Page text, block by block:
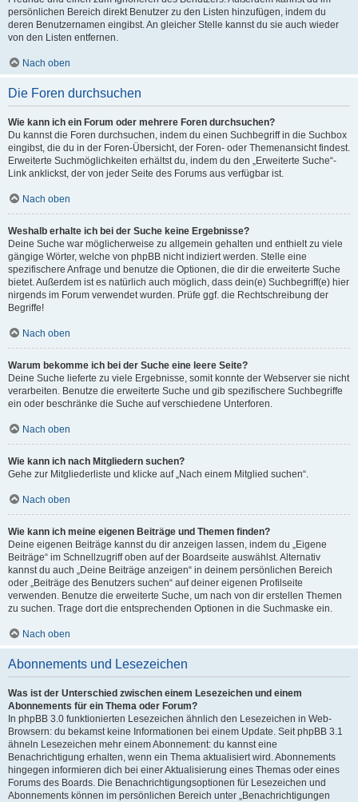
persönlichen Bereich direkt Benutzer zu den Listen hinzufügen, indem du
deren Benutzernamen eingibst. An gleicher Stelle kannst du sie auch wieder
von den Listen entfernen.
Nach oben
Die Foren durchsuchen
Wie kann ich ein Forum oder mehrere Foren durchsuchen?
Du kannst die Foren durchsuchen, indem du einen Suchbegriff in die Suchbox
eingibst, die du in der Foren-Übersicht, der Foren- oder Themenansicht findest.
Erweiterte Suchmöglichkeiten erhältst du, indem du den „Erweiterte Suche“-
Link anklickst, der von jeder Seite des Forums aus verfügbar ist.
Nach oben
Weshalb erhalte ich bei der Suche keine Ergebnisse?
Deine Suche war möglicherweise zu allgemein gehalten und enthielt zu viele
gängige Wörter, welche von phpBB nicht indiziert werden. Stelle eine
spezifischere Anfrage und benutze die Optionen, die dir die erweiterte Suche
bietet. Außerdem ist es natürlich auch möglich, dass dein(e) Suchbegriff(e) hier
nirgends im Forum verwendet wurden. Prüfe ggf. die Rechtschreibung der
Begriffe!
Nach oben
Warum bekomme ich bei der Suche eine leere Seite?
Deine Suche lieferte zu viele Ergebnisse, somit konnte der Webserver sie nicht
verarbeiten. Benutze die erweiterte Suche und gib spezifischere Suchbegriffe
ein oder beschränke die Suche auf verschiedene Unterforen.
Nach oben
Wie kann ich nach Mitgliedern suchen?
Gehe zur Mitgliederliste und klicke auf „Nach einem Mitglied suchen“.
Nach oben
Wie kann ich meine eigenen Beiträge und Themen finden?
Deine eigenen Beiträge kannst du dir anzeigen lassen, indem du „Eigene
Beiträge“ im Schnellzugriff oben auf der Boardseite auswählst. Alternativ
kannst du auch „Deine Beiträge anzeigen“ in deinem persönlichen Bereich
oder „Beiträge des Benutzers suchen“ auf deiner eigenen Profilseite
verwenden. Benutze die erweiterte Suche, um nach von dir erstellen Themen
zu suchen. Trage dort die entsprechenden Optionen in die Suchmaske ein.
Nach oben
Abonnements und Lesezeichen
Was ist der Unterschied zwischen einem Lesezeichen und einem
Abonnements für ein Thema oder Forum?
In phpBB 3.0 funktionierten Lesezeichen ähnlich den Lesezeichen in Web-
Browsern: du bekamst keine Informationen bei einem Update. Seit phpBB 3.1
ähneln Lesezeichen mehr einem Abonnement: du kannst eine
Benachrichtigung erhalten, wenn ein Thema aktualisiert wird. Abonnements
hingegen informieren dich bei einer Aktualisierung eines Themas oder eines
Forums des Boards. Die Benachrichtigungsoptionen für Lesezeichen und
Abonnements können im persönlichen Bereich unter „Benachrichtigungen